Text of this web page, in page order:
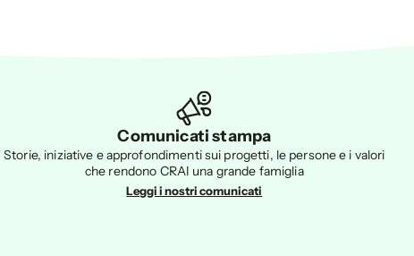
Comunicati stampa
Storie, iniziative e approfondimenti sui progetti, le persone e i valori
che rendono CRAI una grande famiglia
Leggi i nostri comunicati